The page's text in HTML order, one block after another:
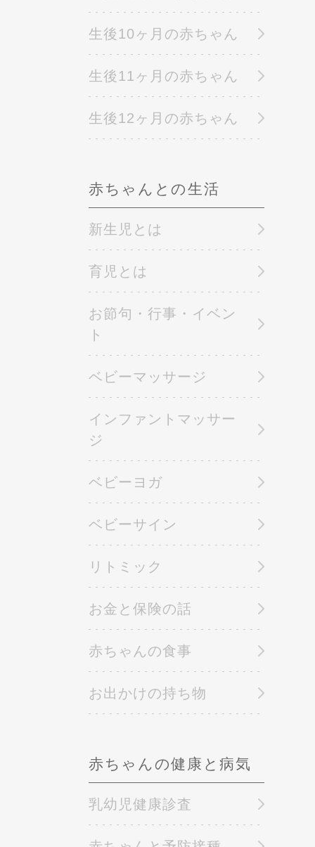
生後10ヶ月の赤ちゃん
生後11ヶ月の赤ちゃん
生後12ヶ月の赤ちゃん
赤ちゃんとの生活
新生児とは
育児とは
お節句・行事・イベン
ト
ベビーマッサージ
インファントマッサー
ジ
ベビーヨガ
ベビーサイン
リトミック
お金と保険の話
赤ちゃんの食事
お出かけの持ち物
赤ちゃんの健康と病気
乳幼児健康診査